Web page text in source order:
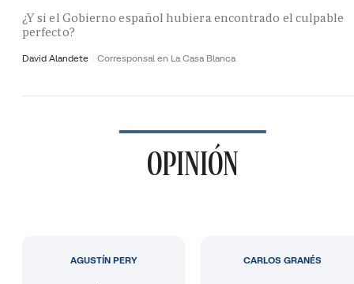
¿Y si el Gobierno español hubiera encontrado el culpable
perfecto?
David Alandete Corresponsal en La Casa Blanca
OPINIÓN
AGUSTÍN PERY CARLOS GRANÉS